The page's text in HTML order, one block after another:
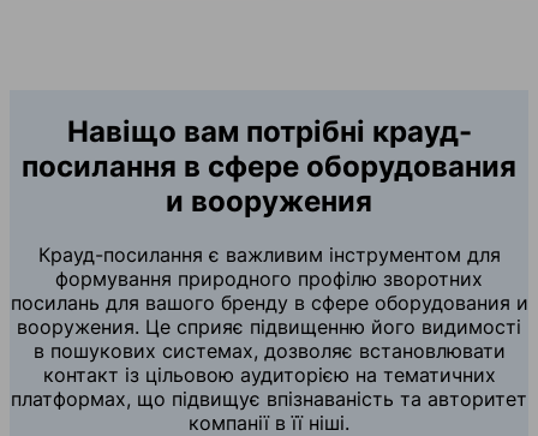
Навіщо вам потрібні крауд-
посилання в сфере оборудования
и вооружения
Крауд-посилання є важливим інструментом для
формування природного профілю зворотних
посилань для вашого бренду в сфере оборудования и
вооружения. Це сприяє підвищенню його видимості
в пошукових системах, дозволяє встановлювати
контакт із цільовою аудиторією на тематичних
платформах, що підвищує впізнаваність та авторитет
компанії в її ніші.